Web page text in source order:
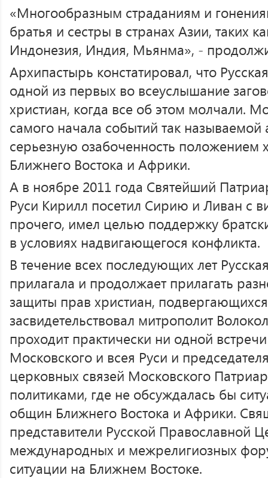
«Многообразным страданиям и
братья и сестры в странах Азии, таких
Индонезия, Индия, Мьянма», -
Архипастырь констатировал, что
одной из первых во всеуслышание
христиан, когда все об этом молчали.
самого начала событий так
серьезную озабоченность положением
Ближнего Востока и Африки.
А в ноябре 2011 года Святейший
Руси Кирилл посетил Сирию и Ливан с
прочего, имел целью поддержку
в условиях надвигающегося конфликта.
В течение всех последующих лет
прилагала и продолжает прилагать
защиты прав христиан,
засвидетельствовал митрополит
проходит практически ни одной
Московского и всея Руси и
церковных связей Московского
политиками, где не обсуждалась бы
общин Ближнего Востока и Африки.
представители Русской Православной
международных и межрелигиозных
ситуации на Ближнем Востоке.